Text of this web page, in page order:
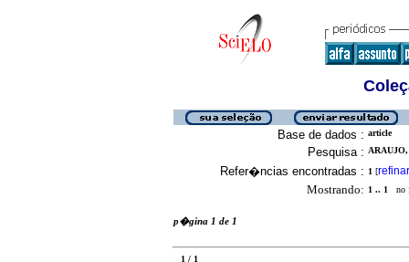
Base de dados : article
Pesquisa :
Refer�ncias encontradas : 1 [refinar
Mostrando: 1 .. 1 no
p�gina 1 de 1
1 / 1